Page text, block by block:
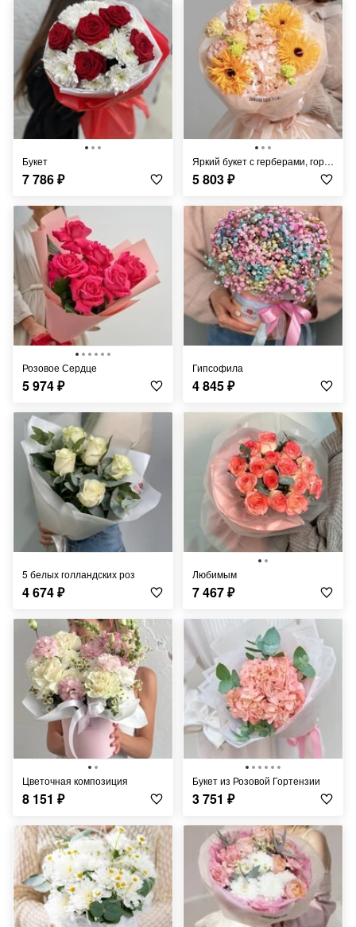
Букет
7 786₽
Яркий букет с герберами, гортензией и эустомой
5 803₽
Розовое Сердце
5 974₽
Гипсофила
4 845₽
5 белых голландских роз
4 674₽
Любимым
7 467₽
Цветочная композиция
8 151 ₽
Букет из Розовой Гортензии
3 751 ₽